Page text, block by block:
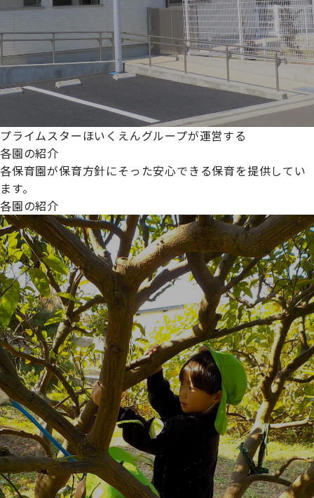
プライムスターほいくえんグループが運営する
各園の紹介
各保育園が保育方針にそった安心できる保育を提供してい
ます。
各園の紹介